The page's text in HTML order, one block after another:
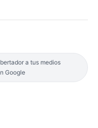
a tus medios
Google